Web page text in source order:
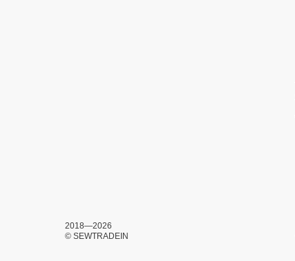
2018—2026
© SEWTRADEIN